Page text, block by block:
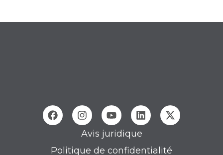
Avis juridique
Politique de confidentialité